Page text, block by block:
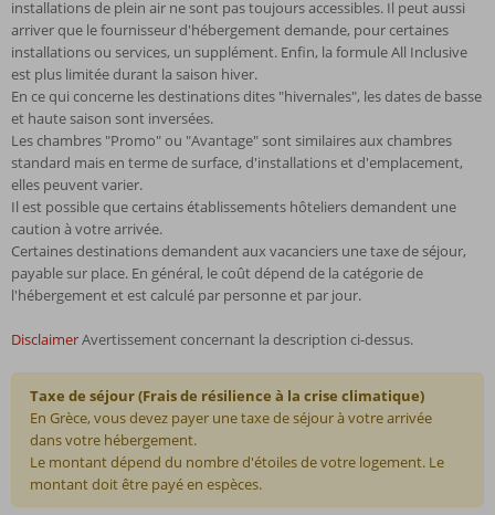
installations de plein air ne sont pas toujours accessibles. Il peut aussi
arriver que le fournisseur d'hébergement demande, pour certaines
installations ou services, un supplément. Enfin, la formule All Inclusive
est plus limitée durant la saison hiver.
En ce qui concerne les destinations dites "hivernales", les dates de basse
et haute saison sont inversées.
Les chambres "Promo" ou "Avantage" sont similaires aux chambres
standard mais en terme de surface, d'installations et d'emplacement,
elles peuvent varier.
Il est possible que certains établissements hôteliers demandent une
caution à votre arrivée.
Certaines destinations demandent aux vacanciers une taxe de séjour,
payable sur place. En général, le coût dépend de la catégorie de
l'hébergement et est calculé par personne et par jour.
DisclaimerAvertissement concernant la description ci-dessus.
Taxe de séjour (Frais de résilience à la crise climatique)
En Grèce, vous devez payer une taxe de séjour à votre arrivée
dans votre hébergement.
Le montant dépend du nombre d'étoiles de votre logement. Le
montant doit être payé en espèces.